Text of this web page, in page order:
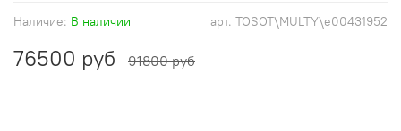
арт. TOSOT\MULTY\e00431952
Наличие: В наличии
76500 руб 91800 руб